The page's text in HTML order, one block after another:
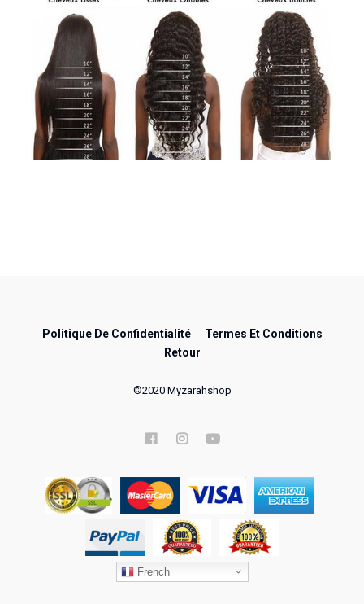
Politique De Confidentialité
Termes Et Conditions
Retour
©️2020 Myzarahshop
French